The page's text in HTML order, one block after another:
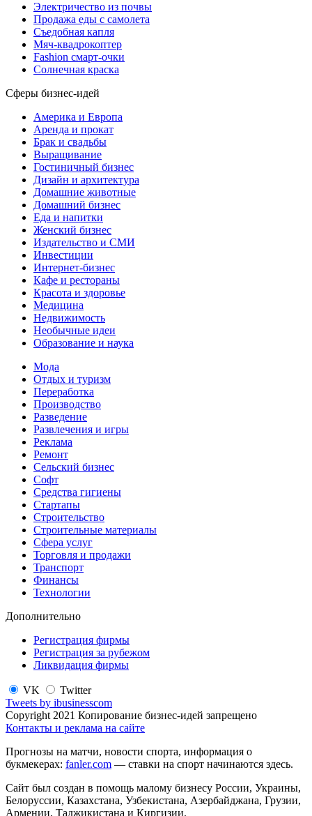
Электричество из почвы
Продажа еды с самолета
Съедобная капля
Мяч-квадрокоптер
Fashion смарт-очки
Солнечная краска
Сферы бизнес-идей
Америка и Европа
Аренда и прокат
Брак и свадьбы
Выращивание
Гостиничный бизнес
Дизайн и архитектура
Домашние животные
Домашний бизнес
Еда и напитки
Женский бизнес
Издательство и СМИ
Инвестиции
Интернет-бизнес
Кафе и рестораны
Красота и здоровье
Медицина
Недвижимость
Необычные идеи
Образование и наука
Мода
Отдых и туризм
Переработка
Производство
Разведение
Развлечения и игры
Реклама
Ремонт
Сельский бизнес
Софт
Средства гигиены
Стартапы
Строительство
Строительные материалы
Сфера услуг
Торговля и продажи
Транспорт
Финансы
Технологии
Дополнительно
Регистрация фирмы
Регистрация за рубежом
Ликвидация фирмы
VK
Twitter
Tweets by ibusinesscom
Copyright 2021 Копирование бизнес-идей запрещено
Контакты и реклама на сайте
Прогнозы на матчи, новости спорта, информация о
букмекерах: fanler.com — ставки на спорт начинаются здесь.
Сайт был создан в помощь малому бизнесу России, Украины,
Белоруссии, Казахстана, Узбекистана, Азербайджана, Грузии,
Армении, Таджикистана и Киргизии.